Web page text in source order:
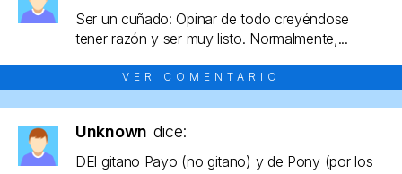
Ser un cuñado: Opinar de todo creyéndose
tener razón y ser muy listo. Normalmente,...
VER COMENTARIO
Unknown dice:
DEl gitano Payo (no gitano) y de Pony (por los